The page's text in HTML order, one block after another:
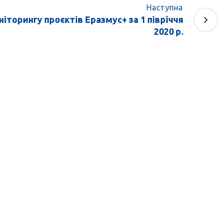
Наступна
проєктів Еразмус+ за 1 півріччя
2020 р.